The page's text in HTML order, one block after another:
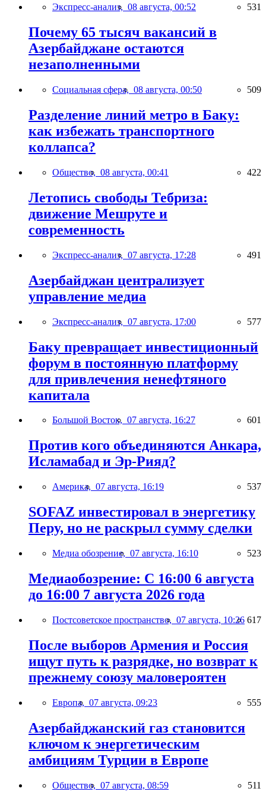
Экспресс-анализ, 08 августа, 00:52 531
Почему 65 тысяч вакансий в
Азербайджане остаются
незаполненными
Социальная сфера, 08 августа, 00:50 509
Разделение линий метро в Баку:
как избежать транспортного
коллапса?
Общество, 08 августа, 00:41 422
Летопись свободы Тебриза:
движение Мешруте и
современность
Экспресс-анализ, 07 августа, 17:28 491
Азербайджан централизует
управление медиа
Экспресс-анализ, 07 августа, 17:00 577
Баку превращает инвестиционный
форум в постоянную платформу
для привлечения ненефтяного
капитала
Большой Восток, 07 августа, 16:27 601
Против кого объединяются Анкара,
Исламабад и Эр-Рияд?
Америка, 07 августа, 16:19 537
SOFAZ инвестировал в энергетику
Перу, но не раскрыл сумму сделки
Медиа обозрение, 07 августа, 16:10 523
Медиаобозрение: С 16:00 6 августа
до 16:00 7 августа 2026 года
Постсоветское пространство, 07 августа, 10:26 617
После выборов Армения и Россия
ищут путь к разрядке, но возврат к
прежнему союзу маловероятен
Европа, 07 августа, 09:23 555
Азербайджанский газ становится
ключом к энергетическим
амбициям Турции в Европе
Общество, 07 августа, 08:59 511